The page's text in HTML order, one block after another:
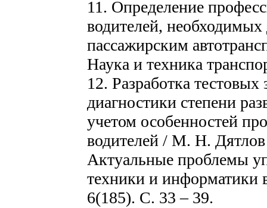
11. Определение
водителей,
пассажирским
Наука и техника
12. Разработка
диагностики степени
учетом особенностей
водителей / М. Н.
Актуальные проблемы
техники и информатики
6(185). C. 33 – 39.